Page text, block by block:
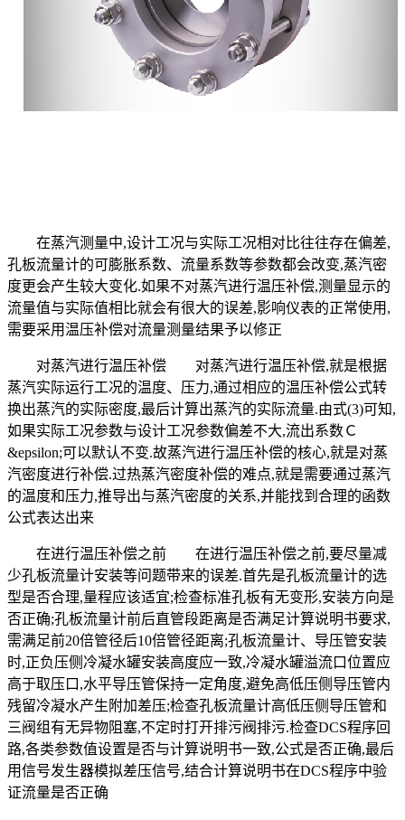
在蒸汽测量中,设计工况与实际工况相对比往往存在偏差,
孔板流量计的可膨胀系数、流量系数等参数都会改变,蒸汽密
度更会产生较大变化.如果不对蒸汽进行温压补偿,测量显示的
流量值与实际值相比就会有很大的误差,影响仪表的正常使用,
需要采用温压补偿对流量测量结果予以修正
对蒸汽进行温压补偿 对蒸汽进行温压补偿,就是根据
蒸汽实际运行工况的温度、压力,通过相应的温压补偿公式转
换出蒸汽的实际密度,最后计算出蒸汽的实际流量.由式(3)可知,
如果实际工况参数与设计工况参数偏差不大,流出系数Ｃ
&epsilon;可以默认不变.故蒸汽进行温压补偿的核心,就是对蒸
汽密度进行补偿.过热蒸汽密度补偿的难点,就是需要通过蒸汽
的温度和压力,推导出与蒸汽密度的关系,并能找到合理的函数
公式表达出来
在进行温压补偿之前 在进行温压补偿之前,要尽量减
少孔板流量计安装等问题带来的误差.首先是孔板流量计的选
型是否合理,量程应该适宜;检查标准孔板有无变形,安装方向是
否正确;孔板流量计前后直管段距离是否满足计算说明书要求,
需满足前20倍管径后10倍管径距离;孔板流量计、导压管安装
时,正负压侧冷凝水罐安装高度应一致,冷凝水罐溢流口位置应
高于取压口,水平导压管保持一定角度,避免高低压侧导压管内
残留冷凝水产生附加差压;检查孔板流量计高低压侧导压管和
三阀组有无异物阻塞,不定时打开排污阀排污.检查DCS程序回
路,各类参数值设置是否与计算说明书一致,公式是否正确,最后
用信号发生器模拟差压信号,结合计算说明书在DCS程序中验
证流量是否正确